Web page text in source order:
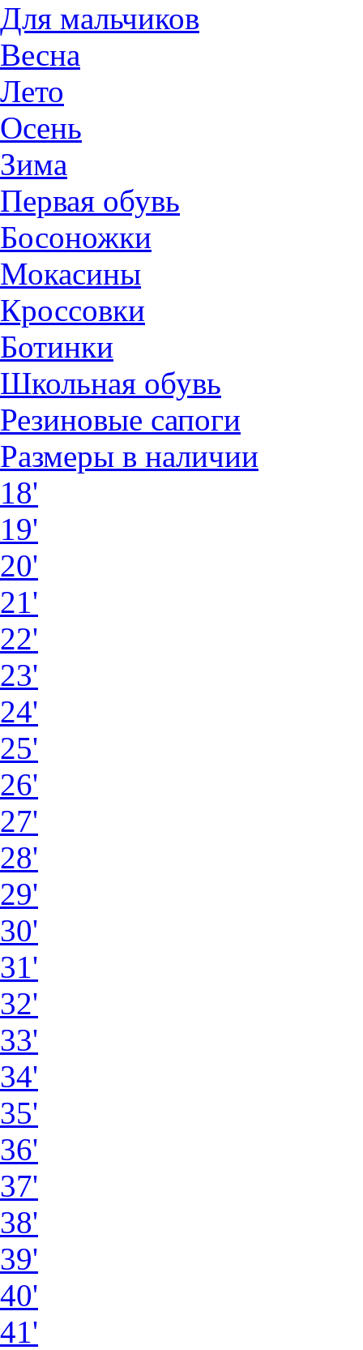
Для мальчиков
Весна
Лето
Осень
Зима
Первая обувь
Босоножки
Мокасины
Кроссовки
Ботинки
Школьная обувь
Резиновые сапоги
Размеры в наличии
18'
19'
20'
21'
22'
23'
24'
25'
26'
27'
28'
29'
30'
31'
32'
33'
34'
35'
36'
37'
38'
39'
40'
41'